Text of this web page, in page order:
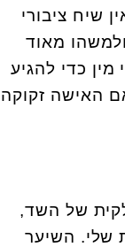
שיח ציבורי
מאוד
כדי להגיע
האישה זקוקה
של השד,
שלי. השיער